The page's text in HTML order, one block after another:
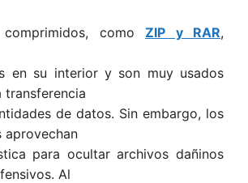
como ZIP y RAR,
en su interior y son muy usados
transferencia
de datos. Sin embargo, los
aprovechan
para ocultar archivos dañinos
Al